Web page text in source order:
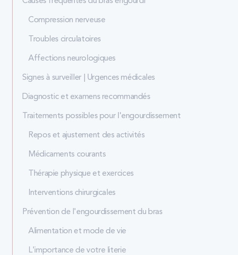
Compression nerveuse
Troubles circulatoires
Affections neurologiques
Signes à surveiller | Urgences médicales
Diagnostic et examens recommandés
Traitements possibles pour l'engourdissement
Repos et ajustement des activités
Médicaments courants
Thérapie physique et exercices
Interventions chirurgicales
Prévention de l'engourdissement du bras
Alimentation et mode de vie
L'importance de votre literie